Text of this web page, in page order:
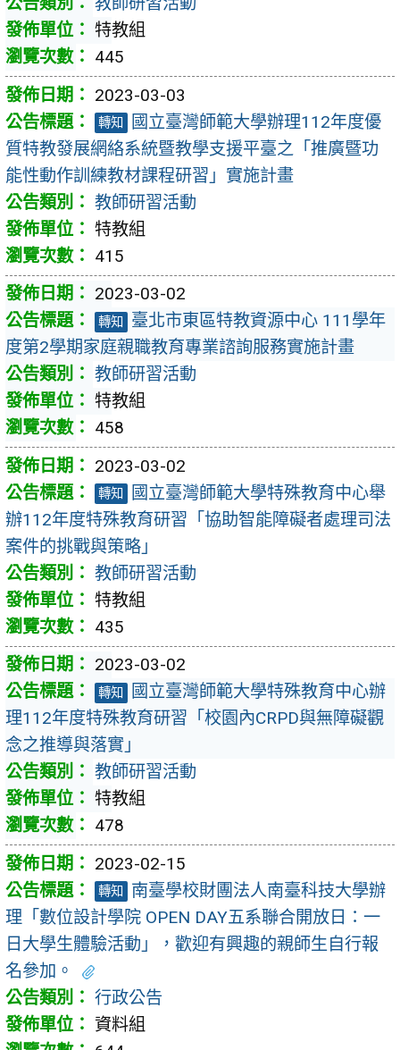
特教組
445
2023-03-03
轉知
國立臺灣師範大學辦理112年度優
質特教發展網絡系統暨教學支援平臺之「推廣暨功
能性動作訓練教材課程研習」實施計畫
教師研習活動
特教組
415
2023-03-02
轉知
臺北市東區特教資源中心 111學年
度第2學期家庭親職教育專業諮詢服務實施計畫
教師研習活動
特教組
458
2023-03-02
轉知
國立臺灣師範大學特殊教育中心舉
辦112年度特殊教育研習「協助智能障礙者處理司法
案件的挑戰與策略」
教師研習活動
特教組
435
2023-03-02
轉知
國立臺灣師範大學特殊教育中心辦
理112年度特殊教育研習「校園內CRPD與無障礙觀
念之推導與落實」
教師研習活動
特教組
478
2023-02-15
轉知
南臺學校財團法人南臺科技大學辦
理「數位設計學院 OPEN DAY五系聯合開放日：一
日大學生體驗活動」，歡迎有興趣的親師生自行報
名參加。
行政公告
資料組